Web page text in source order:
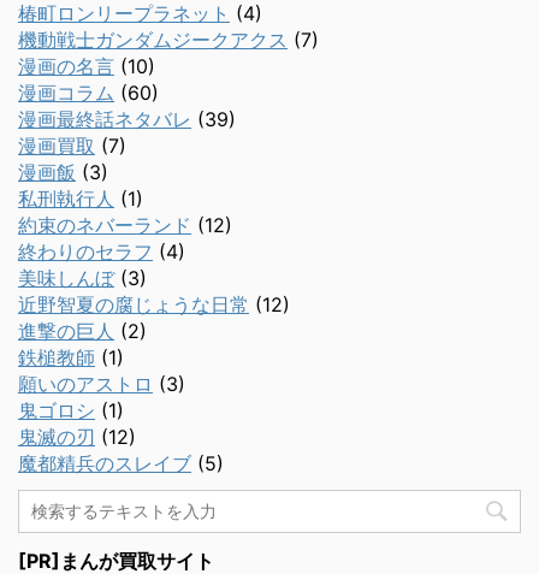
椿町ロンリープラネット (4)
機動戦士ガンダムジークアクス (7)
漫画の名言 (10)
漫画コラム (60)
漫画最終話ネタバレ (39)
漫画買取 (7)
漫画飯 (3)
私刑執行人 (1)
約束のネバーランド (12)
終わりのセラフ (4)
美味しんぼ(3)
近野智夏の腐じょうな日常 (12)
進撃の巨人 (2)
鉄槌教師 (1)
願いのアストロ (3)
鬼ゴロシ (1)
鬼滅の刃 (12)
魔都精兵のスレイブ (5)
[PR]まんが買取サイト